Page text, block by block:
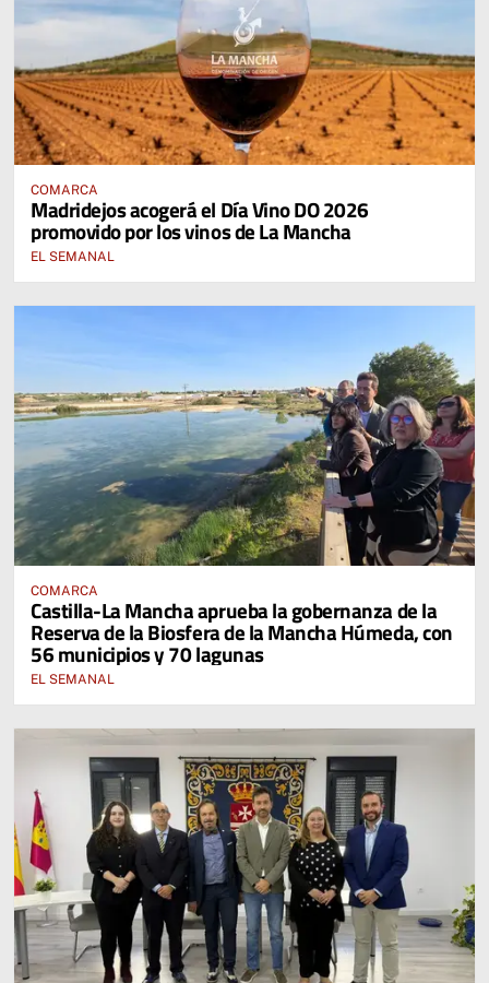
COMARCA
Madridejos acogerá el Día Vino DO 2026
promovido por los vinos de La Mancha
EL SEMANAL
COMARCA
Castilla-La Mancha aprueba la gobernanza de la
Reserva de la Biosfera de la Mancha Húmeda, con
56 municipios y 70 lagunas
EL SEMANAL